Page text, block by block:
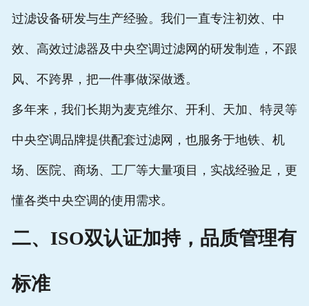
过滤设备研发与生产经验。我们一直专注初效、中
效、高效过滤器及中央空调过滤网的研发制造，不跟
风、不跨界，把一件事做深做透。
多年来，我们长期为麦克维尔、开利、天加、特灵等
中央空调品牌提供配套过滤网，也服务于地铁、机
场、医院、商场、工厂等大量项目，实战经验足，更
懂各类中央空调的使用需求。
二、ISO双认证加持，品质管理有
标准